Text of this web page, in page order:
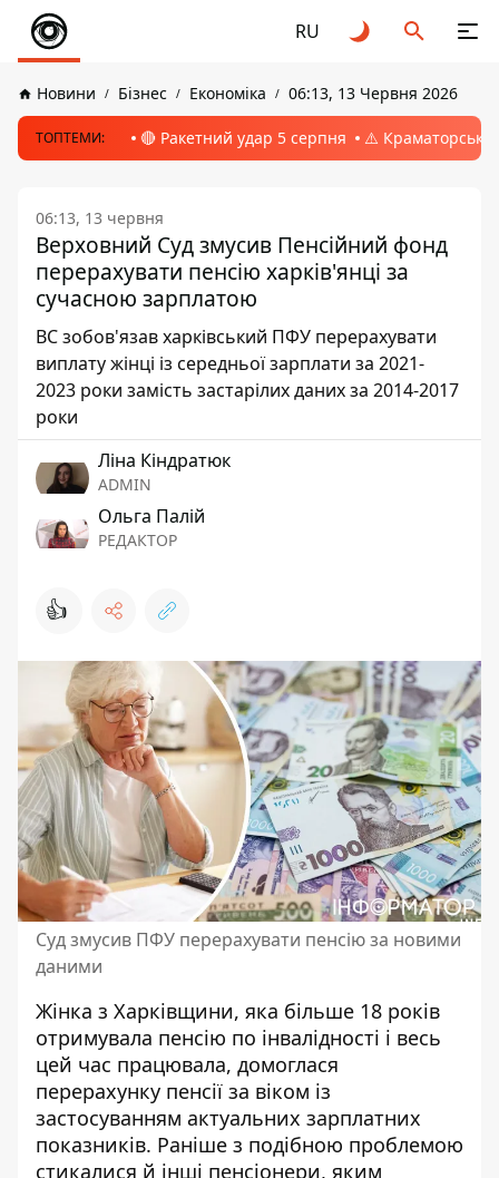
RU
Новини Бізнес Економіка 06:13, 13 Червня 2026
ТОПТЕМИ: 🔴 Ракетний удар 5 серпня ⚠️ Краматорськ,
06:13, 13 червня
Верховний Суд змусив Пенсійний фонд
перерахувати пенсію харків'янці за
сучасною зарплатою
ВС зобов'язав харківський ПФУ перерахувати
виплату жінці із середньої зарплати за 2021-
2023 роки замість застарілих даних за 2014-2017
роки
Ліна Кіндратюк
ADMIN
Ольга Палій
РЕДАКТОР
👍
Суд змусив ПФУ перерахувати пенсію за новими
даними
Жінка з Харківщини, яка більше 18 років
отримувала пенсію по інвалідності і весь
цей час працювала, домоглася
перерахунку пенсії за віком із
застосуванням актуальних зарплатних
показників. Раніше з подібною проблемою
стикалися й інші пенсіонери, яким